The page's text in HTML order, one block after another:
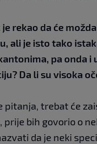
je rekao da će
ali je isto tako
pa onda i
Da li su visoka
pitanja, trebat će
bih govorio o
da je neki